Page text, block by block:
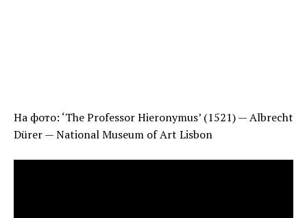
На фото: ‘The Professor Hieronymus’ (1521) — Albrecht
Dürer — National Museum of Art Lisbon